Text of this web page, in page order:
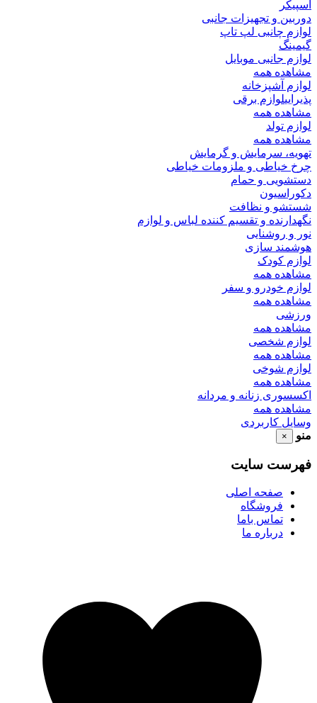
اسپیکر
دوربین و تجهیزات جانبی
لوازم چانبی لپ تاپ
گیمینگ
لوازم جانبی موبایل
مشاهده همه
لوازم آشپزخانه
پذیراییلوازم برقی
مشاهده همه
لوازم تولد
مشاهده همه
تهویه، سرمایش و گرمایش
چرخ خیاطی و ملزومات خیاطی
دستشویی و حمام
دکوراسیون
شستشو و نظافت
نگهدارنده و تقسیم کننده لباس و لوازم
نور و روشنایی
هوشمند سازی
لوازم کودک
مشاهده همه
لوازم خودرو و سفر
مشاهده همه
ورزشی
مشاهده همه
لوازم شخصی
مشاهده همه
لوازم شوخی
مشاهده همه
اکسسوری زنانه و مردانه
مشاهده همه
وسایل کاربردی
منو
×
فهرست سایت
صفحه اصلی
فروشگاه
تماس باما
درباره ما